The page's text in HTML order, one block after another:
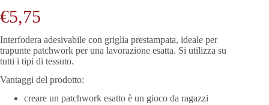
€5,75
Interfodera adesivabile con griglia prestampata, ideale per
trapunte patchwork per una lavorazione esatta. Si utilizza su
tutti i tipi di tessuto.
Vantaggi del prodotto:
creare un patchwork esatto è un gioco da ragazzi